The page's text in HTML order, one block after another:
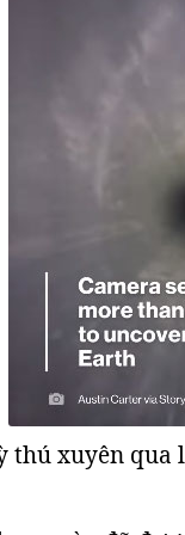
thú xuyên qua